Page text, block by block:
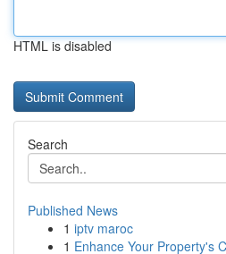
HTML is disabled
Search
Published News
1 iptv maroc
1 Enhance Your Property's